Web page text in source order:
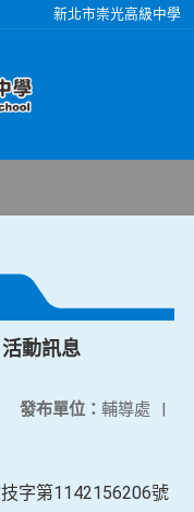
新北市崇光高級中學
動訊息
發布單位： 輔導處 |
字第1142156206號